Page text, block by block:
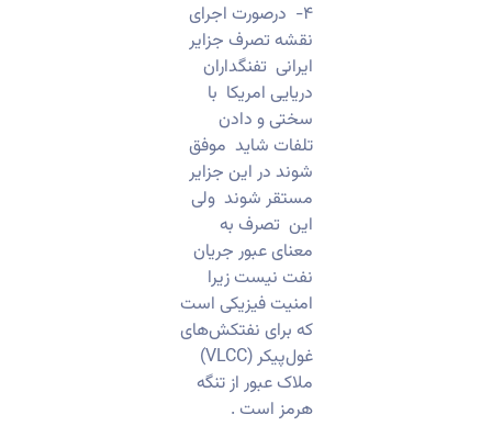
​۴- ​ درصورت اجرای
نقشه تصرف جزایر
ایرانی تفنگداران
دریایی امریکا با
سختی و دادن
تلفات شاید موفق
شوند در این جزایر
مستقر شوند ولی
این تصرف به
معنای عبور جریان
نفت نیست زیرا
امنیت فیزیکی است
که برای نفتکش‌های
غول‌پیکر (VLCC)
ملاک عبور از تنگه
هرمز است .